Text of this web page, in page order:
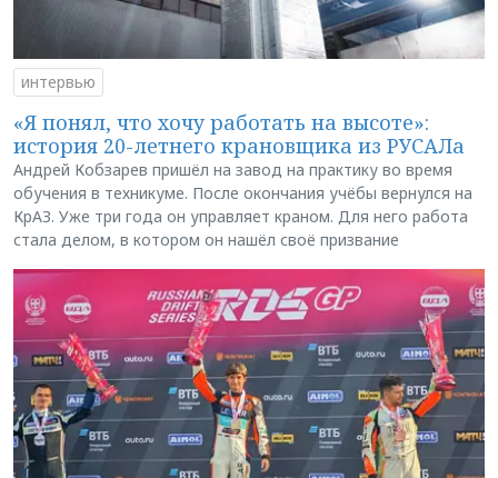
интервью
«Я понял, что хочу работать на высоте»:
история 20-летнего крановщика из РУСАЛа
Андрей Кобзарев пришёл на завод на практику во время
обучения в техникуме. После окончания учёбы вернулся на
КрАЗ. Уже три года он управляет краном. Для него работа
стала делом, в котором он нашёл своё призвание